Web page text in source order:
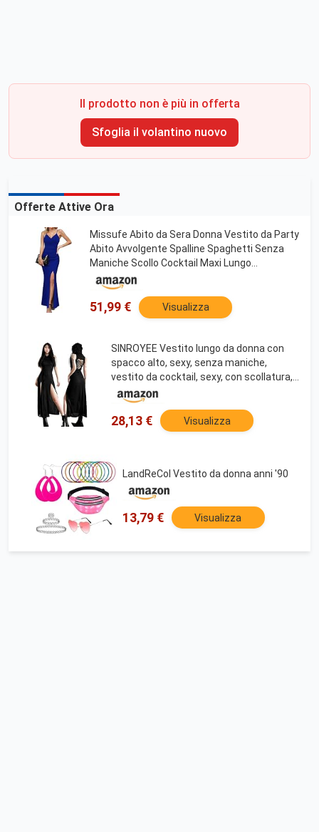
Il prodotto non è più in offerta
Sfoglia il volantino nuovo
Offerte Attive Ora
Missufe Abito da Sera Donna Vestito da Party
Abito Avvolgente Spalline Spaghetti Senza
Maniche Scollo Cocktail Maxi Lungo
Matrimonio Abito da Ballo, Blu, XS
51,99 € Visualizza
SINROYEE Vestito lungo da donna con
spacco alto, sexy, senza maniche,
vestito da cocktail, sexy, con scollatura,
aderente, per feste, da club, vestito
camicia, Nero 2, L
28,13 € Visualizza
LandReCol Vestito da donna anni '90
13,79 € Visualizza